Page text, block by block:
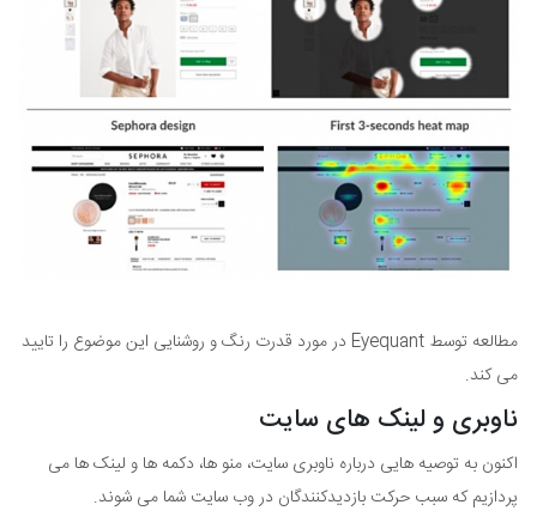
مطالعه توسط Eyequant در مورد قدرت رنگ و روشنایی این موضوع را تایید
می کند.
ناوبری و لینک های سایت
اکنون به توصیه هایی درباره ناوبری سایت، منو ها، دکمه ها و لینک ها می
پردازیم که سبب حرکت بازدیدکنندگان در وب سایت شما می شوند.